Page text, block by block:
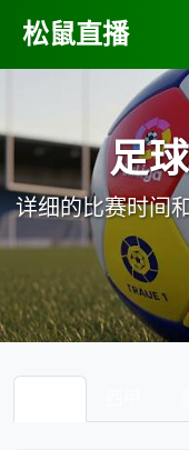
松鼠直播
足
详细的比赛时间